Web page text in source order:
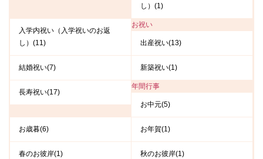
し）(1)
入学内祝い（入学祝いのお返
し）(11)
お祝い
出産祝い(13)
結婚祝い(7) 新築祝い(1)
長寿祝い(17)
年間行事
お中元(5)
お歳暮(6) お年賀(1)
春のお彼岸(1) 秋のお彼岸(1)